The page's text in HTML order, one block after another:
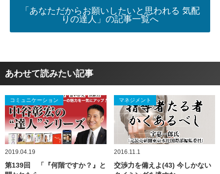
「あなただからお願いしたいと思われる 気配
りの達人」の記事一覧へ
あわせて読みたい記事
コミュニケーション
2019.04.19
第139回 「『何階ですか？』と
マネジメント
2016.11.1
交渉力を備えよ(43) 今しかない